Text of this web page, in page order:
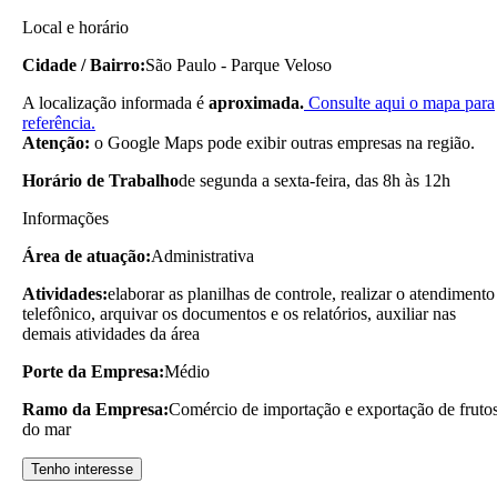
Local e horário
Cidade / Bairro:São Paulo - Parque Veloso
A localização informada é aproximada. Consulte aqui o mapa para
referência.
Atenção: o Google Maps pode exibir outras empresas na região.
Horário de Trabalhode segunda a sexta-feira, das 8h às 12h
Informações
Área de atuação:Administrativa
Atividades:elaborar as planilhas de controle, realizar o atendimento
telefônico, arquivar os documentos e os relatórios, auxiliar nas
demais atividades da área
Porte da Empresa:Médio
Ramo da Empresa:Comércio de importação e exportação de
do mar
Tenho interesse